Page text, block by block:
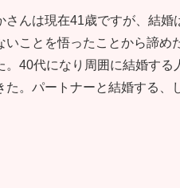
さんは現在41歳ですが、結
いことを悟ったことから諦め
。40代になり周囲に結婚す
た。パートナーと結婚する